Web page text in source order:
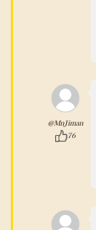
@MnJiman
76